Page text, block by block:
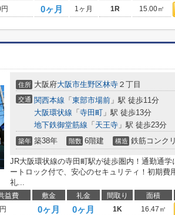
0ヶ月 1ヶ月 1R 15.00㎡
住所 大阪府大阪市生野区林寺 ２丁目
交通 関西本線 「 東部市場前 」駅 徒歩11分
大阪環状線 「 寺田町 」駅 徒歩13分
地下鉄御堂筋線 「 天王寺 」駅 徒歩23分
築年 築38年 階数 6階建 構造 鉄筋コンク
JR大阪環状線の寺田町駅が徒歩圏内！通勤通
ートロック付で、安心のセキュリティ！初期費
礼...
益費 敷金 礼金 間取り 面積
0ヶ月 0ヶ月 1K 16.47㎡